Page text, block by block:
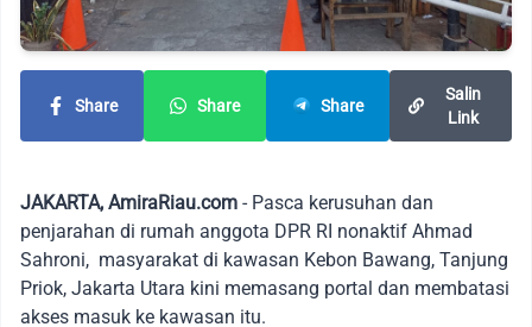
Share Share Share
Salin
Link
JAKARTA, AmiraRiau.com - Pasca kerusuhan dan
penjarahan di rumah anggota DPR RI nonaktif Ahmad
Sahroni, masyarakat di kawasan Kebon Bawang, Tanjung
Priok, Jakarta Utara kini memasang portal dan membatasi
akses masuk ke kawasan itu.